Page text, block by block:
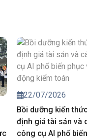
22/07/2026
Bồi dưỡng kiến
định giá tài sản và
công cụ AI phố